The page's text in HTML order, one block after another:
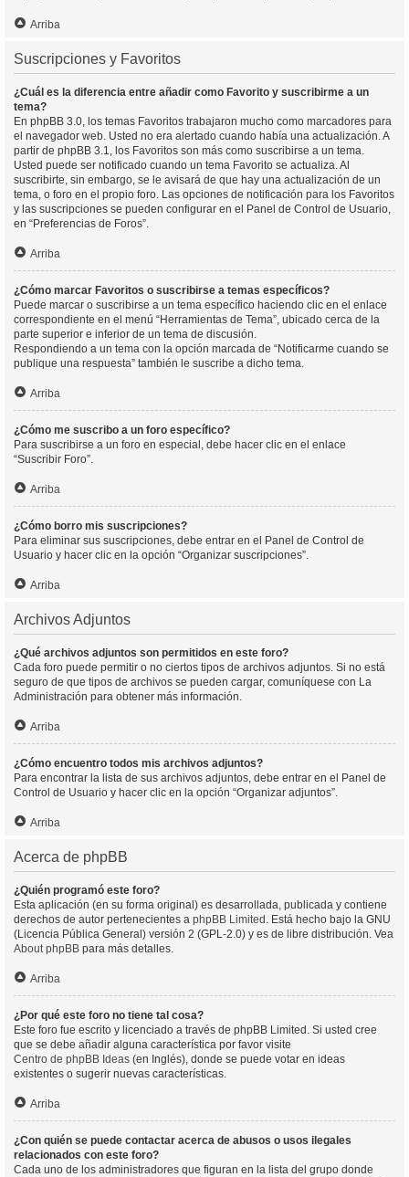
Arriba
Suscripciones y Favoritos
¿Cuál es la diferencia entre añadir como Favorito y suscribirme a un
tema?
En phpBB 3.0, los temas Favoritos trabajaron mucho como marcadores para
el navegador web. Usted no era alertado cuando había una actualización. A
partir de phpBB 3.1, los Favoritos son más como suscribirse a un tema.
Usted puede ser notificado cuando un tema Favorito se actualiza. Al
suscribirte, sin embargo, se le avisará de que hay una actualización de un
tema, o foro en el propio foro. Las opciones de notificación para los Favoritos
y las suscripciones se pueden configurar en el Panel de Control de Usuario,
en “Preferencias de Foros”.
Arriba
¿Cómo marcar Favoritos o suscribirse a temas específicos?
Puede marcar o suscribirse a un tema específico haciendo clic en el enlace
correspondiente en el menú “Herramientas de Tema”, ubicado cerca de la
parte superior e inferior de un tema de discusión.
Respondiendo a un tema con la opción marcada de “Notificarme cuando se
publique una respuesta” también le suscribe a dicho tema.
Arriba
¿Cómo me suscribo a un foro específico?
Para suscribirse a un foro en especial, debe hacer clic en el enlace
“Suscribir Foro”.
Arriba
¿Cómo borro mis suscripciones?
Para eliminar sus suscripciones, debe entrar en el Panel de Control de
Usuario y hacer clic en la opción “Organizar suscripciones”.
Arriba
Archivos Adjuntos
¿Qué archivos adjuntos son permitidos en este foro?
Cada foro puede permitir o no ciertos tipos de archivos adjuntos. Si no está
seguro de que tipos de archivos se pueden cargar, comuníquese con La
Administración para obtener más información.
Arriba
¿Cómo encuentro todos mis archivos adjuntos?
Para encontrar la lista de sus archivos adjuntos, debe entrar en el Panel de
Control de Usuario y hacer clic en la opción “Organizar adjuntos”.
Arriba
Acerca de phpBB
¿Quién programó este foro?
Esta aplicación (en su forma original) es desarrollada, publicada y contiene
derechos de autor pertenecientes a phpBB Limited . Está hecho bajo la GNU
(Licencia Pública General) versión 2 (GPL-2.0) y es de libre distribución. Vea
About phpBB para más detalles.
Arriba
¿Por qué este foro no tiene tal cosa?
Este foro fue escrito y licenciado a través de phpBB Limited. Si usted cree
que se debe añadir alguna característica por favor visite
Centro de phpBB Ideas (en Inglés), donde se puede votar en ideas
existentes o sugerir nuevas características.
Arriba
¿Con quién se puede contactar acerca de abusos o usos ilegales
relacionados con este foro?
Cada uno de los administradores que figuran en la lista del grupo donde